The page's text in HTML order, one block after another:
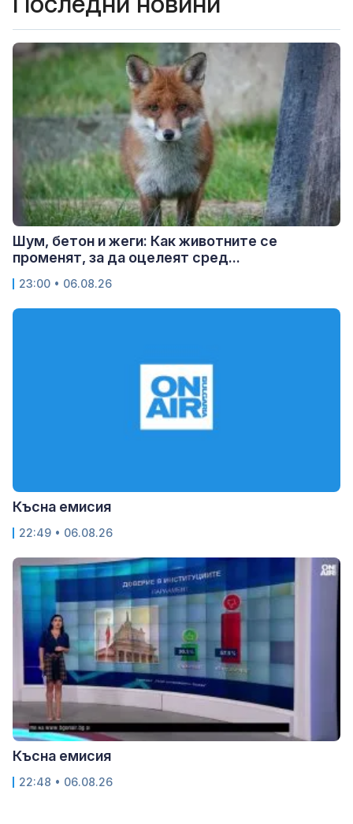
Шум, бетон и жеги: Как животните се
променят, за да оцелеят сред...
23:00 • 06.08.26
Късна емисия
22:49 • 06.08.26
Късна емисия
22:48 • 06.08.26